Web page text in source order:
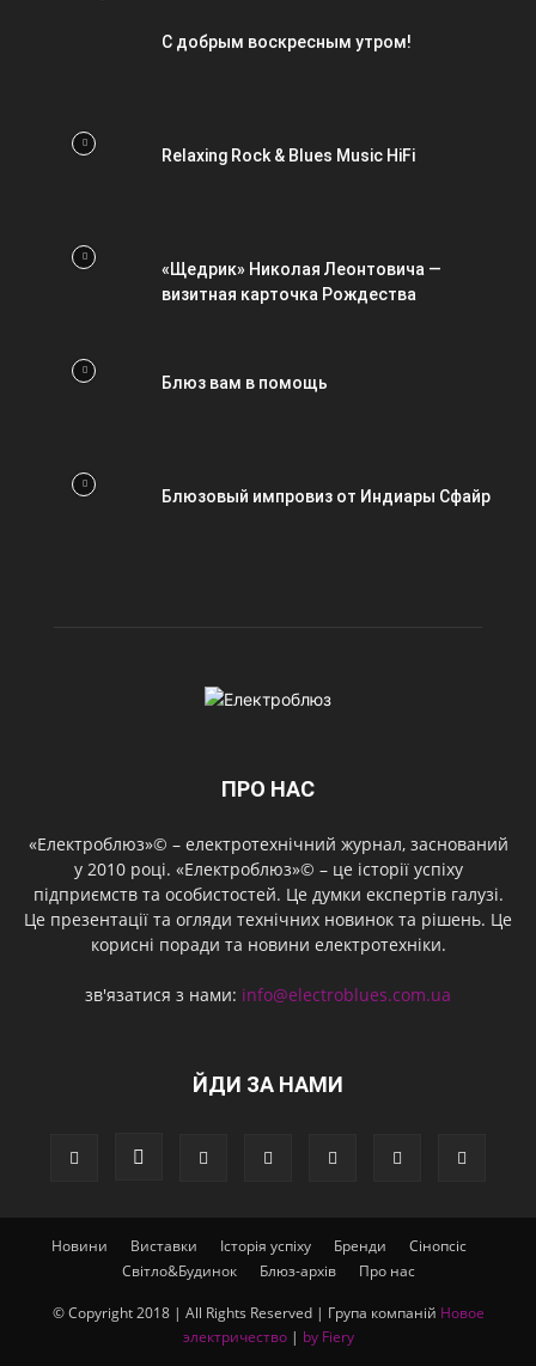
С добрым воскресным утром!
Relaxing Rock & Blues Music HiFi
«Щедрик» Николая Леонтовича —
визитная карточка Рождества
Блюз вам в помощь
Блюзовый импровиз от Индиары Сфайр
ПРО НАС
«Електроблюз»© – електротехнічний журнал, заснований
у 2010 році. «Електроблюз»© – це історії успіху
підприємств та особистостей. Це думки експертів галузі.
Це презентації та огляди технічних новинок та рішень. Це
корисні поради та новини електротехніки.
зв'язатися з нами: info@electroblues.com.ua
ЙДИ ЗА НАМИ
Новини Виставки Історія успіху Бренди
Сінопсіс
Світло&Будинок
Блюз-архів Про нас
© Copyright 2018 | All Rights Reserved | Група компаній Новое
электричество| by Fiery